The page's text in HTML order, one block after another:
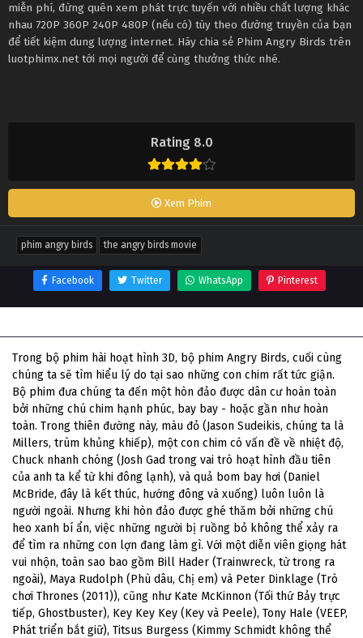
Rating 8.0
Xem Phim
miễn phí, đừng quên xem phát trực tuyến với nhiều chất lượng khác
nhau 720P 360P 240P 480P (nếu có) tùy theo đường truyền của bạn
để tiết kiệm dung lượng internet. Hãy chia sẻ Phim Angry Birds trên
luotphimx.net tới mọi người để cùng thưởng thức nhé.
phim angry birds the angry birds movie
Facebook Twitter WhatsApp Pinterest
Trong bộ phim hài hoạt hình 3D, bộ phim Angry Birds, cuối cùng
chúng ta sẽ tìm hiểu lý do tại sao những con chim rất tức giận.
Bộ phim đưa chúng ta đến một hòn đảo được dân cư hoàn toàn
bởi những chú chim hạnh phúc, bay bay - hoặc gần như hoàn
toàn. Trong thiên đường này, màu đỏ (Jason Sudeikis, chúng ta là
Millers, trùm khủng khiếp), một con chim có vấn đề về nhiệt độ,
Chuck nhanh chóng (Josh Gad trong vai trò hoạt hình đầu tiên
của anh ta kể từ khi đông lạnh), và quả bom bay hơi (Daniel
McBride, đây là kết thúc, hướng đông và xuống) luôn luôn là
người ngoài. Nhưng khi hòn đảo được ghé thăm bởi những chú
heo xanh bí ẩn, việc những người bị ruồng bỏ không thể xảy ra
để tìm ra những con lợn đang làm gì. Với một diễn viên giọng hát
vui nhộn, toàn sao bao gồm Bill Hader (Trainwreck, từ trong ra
ngoài), Maya Rudolph (Phù dâu, Chị em) và Peter Dinklage (Trò
chơi Thrones (2011)), cũng như Kate McKinnon (Tối thứ Bảy trực
tiếp, Ghostbuster), Key Key Key (Key và Peele), Tony Hale (VEEP,
Phát triển bắt giữ), Titsus Burgess (Kimmy Schmidt không thể